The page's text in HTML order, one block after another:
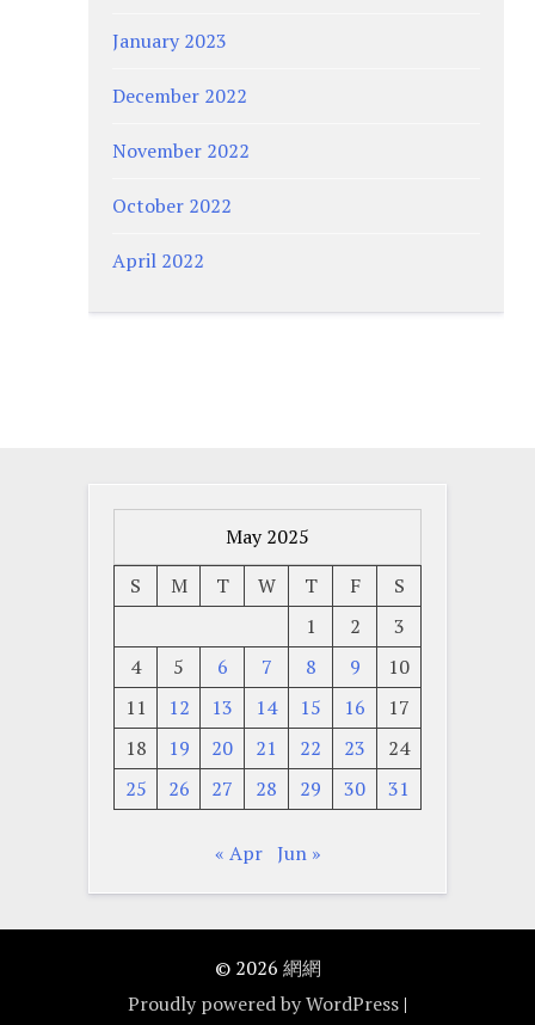
January 2023
December 2022
November 2022
October 2022
April 2022
May 2025
S
M T W T F
S
1
2
3
4
5 6 7 8 9
10
11
12 13 14 15 16
17
18
19 20 21 22 23
24
25
26 27 28 29 30 31
« Apr Jun »
© 2026 網網
Proudly powered by WordPress |